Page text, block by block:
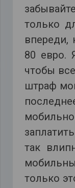
только
80 евро.
чтобы
штраф
так
только